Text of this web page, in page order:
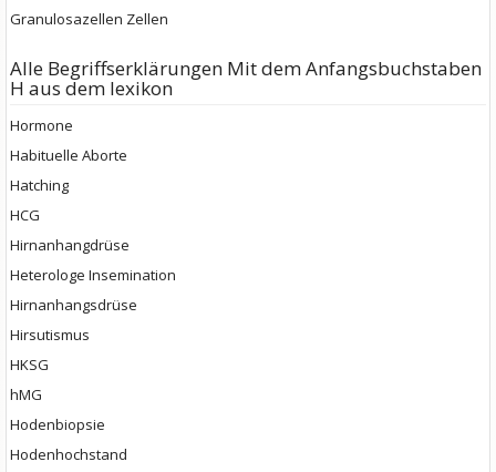
Granulosazellen Zellen
Alle Begriffserklärungen Mit dem Anfangsbuchstaben
H aus dem lexikon
Hormone
Habituelle Aborte
Hatching
HCG
Hirnanhangdrüse
Heterologe Insemination
Hirnanhangsdrüse
Hirsutismus
HKSG
hMG
Hodenbiopsie
Hodenhochstand